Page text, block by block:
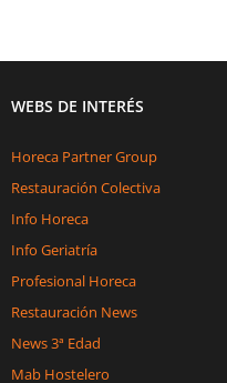
WEBS DE INTERÉS
Horeca Partner Group
Restauración Colectiva
Info Horeca
Info Geriatría
Profesional Horeca
Restauración News
News 3ª Edad
Mab Hostelero